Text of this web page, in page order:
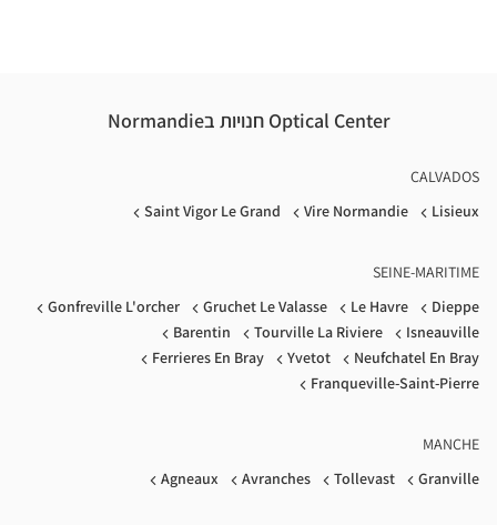
Optical Center חנויות בNormandie
CALVADOS
Lisieux
Vire Normandie
Saint Vigor Le Grand
SEINE-MARITIME
Dieppe
Le Havre
Gruchet Le Valasse
Gonfreville L'orcher
Isneauville
Tourville La Riviere
Barentin
Neufchatel En Bray
Yvetot
Ferrieres En Bray
Franqueville-Saint-Pierre
MANCHE
Granville
Tollevast
Avranches
Agneaux